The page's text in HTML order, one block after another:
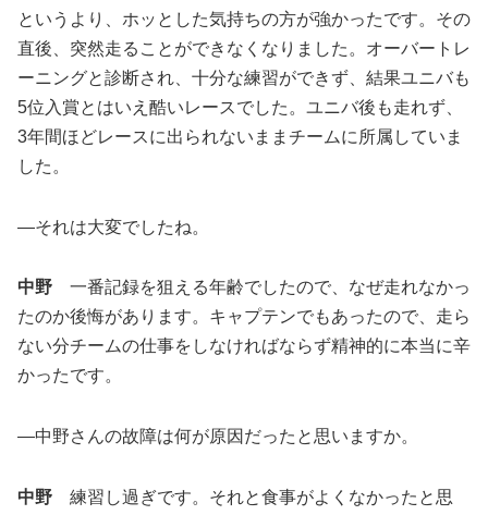
というより、ホッとした気持ちの方が強かったです。その
直後、突然走ることができなくなりました。オーバートレ
ーニングと診断され、十分な練習ができず、結果ユニバも
5位入賞とはいえ酷いレースでした。ユニバ後も走れず、
3年間ほどレースに出られないままチームに所属していま
した。
―それは大変でしたね。
中野 一番記録を狙える年齢でしたので、なぜ走れなかっ
たのか後悔があります。キャプテンでもあったので、走ら
ない分チームの仕事をしなければならず精神的に本当に辛
かったです。
―中野さんの故障は何が原因だったと思いますか。
中野 練習し過ぎです。それと食事がよくなかったと思